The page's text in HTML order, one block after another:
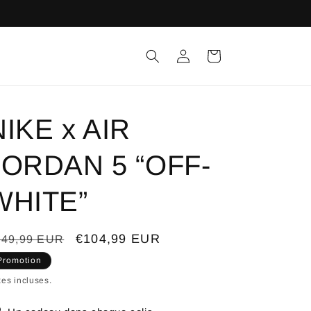
ConnexionPanier
x AIR
5 “OFF-
EUR
Prix
€104,99 EUR
incluses.